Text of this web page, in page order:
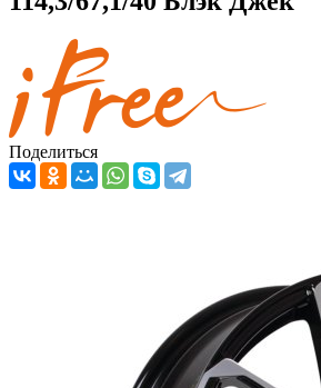
Поделиться